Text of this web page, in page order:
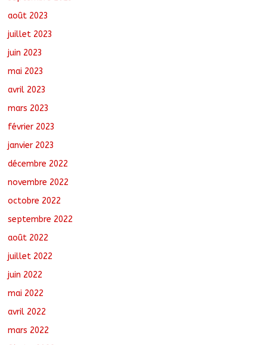
août 2023
juillet 2023
juin 2023
mai 2023
avril 2023
mars 2023
février 2023
janvier 2023
décembre 2022
novembre 2022
octobre 2022
septembre 2022
août 2022
juillet 2022
juin 2022
mai 2022
avril 2022
mars 2022